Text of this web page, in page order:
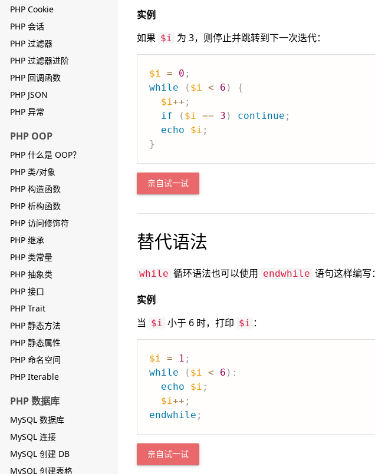
PHP Cookie
PHP 会话
PHP 过滤器
PHP 过滤器进阶
PHP 回调函数
PHP JSON
PHP 异常
PHP OOP
PHP 什么是 OOP？
PHP 类/对象
PHP 构造函数
PHP 析构函数
PHP 访问修饰符
PHP 继承
PHP 类常量
PHP 抽象类
PHP 接口
PHP Trait
PHP 静态方法
PHP 静态属性
PHP 命名空间
PHP Iterable
PHP 数据库
MySQL 数据库
MySQL 连接
MySQL 创建 DB
MySQL 创建表格
实例
如果 $i 为 3，则停止并跳转到下一次迭代：
$i = 0 ;
while
( $i < 6 )
{
$i++ ;
if
( $i == 3 ) continue ;
echo
$i ;
}
亲自试一试
替代语法
while 循环语法也可以使用 endwhile 语句这样编写：
实例
当 $i 小于 6 时，打印 $i ：
$i = 1 ;
while
( $i < 6 ) :
echo
$i ;
$i++ ;
endwhile ;
亲自试一试